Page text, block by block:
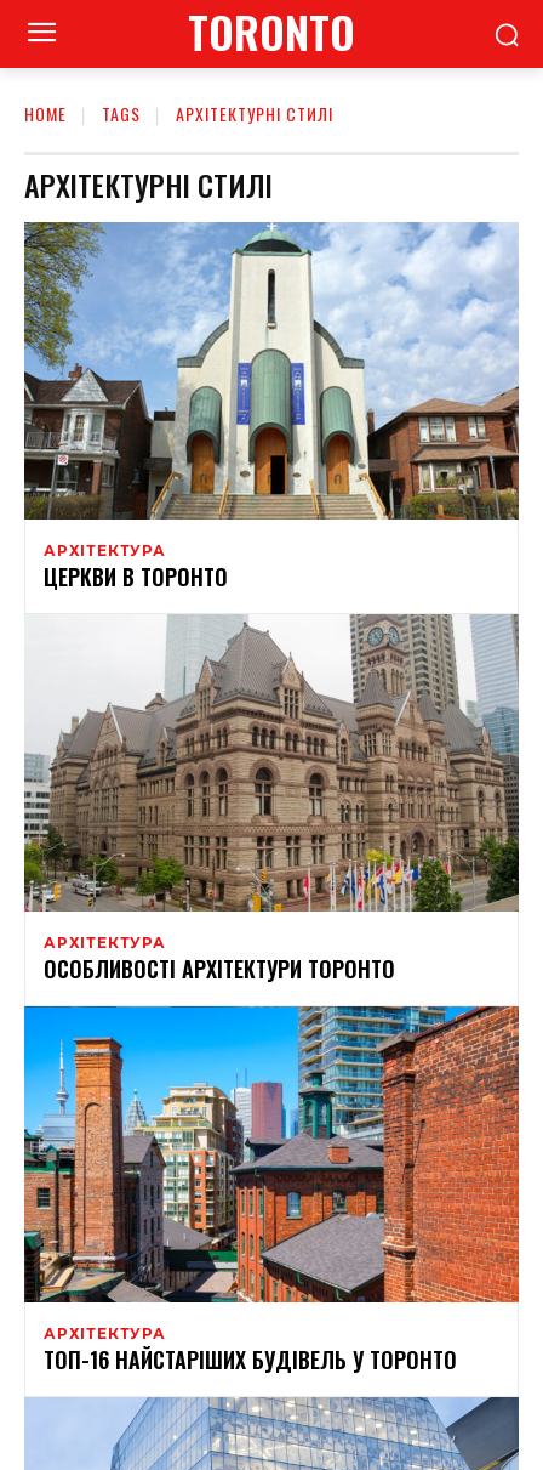
TORONTO
HOME TAGS АРХІТЕКТУРНІ СТИЛІ
АРХІТЕКТУРНІ СТИЛІ
АРХІТЕКТУРА
ЦЕРКВИ В ТОРОНТО
АРХІТЕКТУРА
ОСОБЛИВОСТІ АРХІТЕКТУРИ ТОРОНТО
АРХІТЕКТУРА
ТОП-16 НАЙСТАРІШИХ БУДІВЕЛЬ У ТОРОНТО